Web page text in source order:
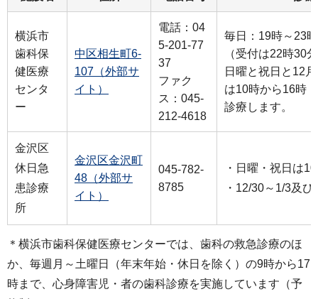
横浜市
歯科保
健医療
センタ
ー
中区相生町6-
107（外部サ
イト）
電話：04
5-201-77
37
ファク
ス：045-
212-4618
毎日：19時～23時
（受付は22時30
日曜と祝日と12
は10時から16時
診療します。
金沢区
休日急
患診療
所
金沢区金沢町
48（外部サ
イト）
045-782-
8785
・日曜・祝日は
・12/30～1/3及
＊横浜市歯科保健医療センターでは、歯科の救急診療のほ
か、毎週月～土曜日（年末年始・休日を除く）の9時から17
時まで、心身障害児・者の歯科診療を実施しています（予